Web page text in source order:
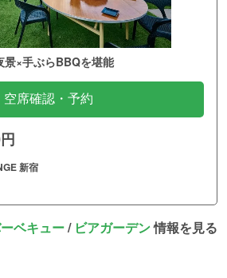
景×手ぶらBBQを堪能
空席確認・予約
新宿
ベキュー/ ビアガーデン情報を見る